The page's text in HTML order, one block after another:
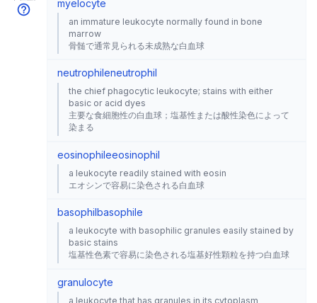
myelocyte
an immature leukocyte normally found in bone
marrow
骨髄で通常見られる未成熟な白血球
neutrophileneutrophil
the chief phagocytic leukocyte; stains with either
basic or acid dyes
主要な食細胞性の白血球；塩基性または酸性染色によって
染まる
eosinophileeosinophil
a leukocyte readily stained with eosin
エオシンで容易に染色される白血球
basophilbasophile
a leukocyte with basophilic granules easily stained by
basic stains
塩基性色素で容易に染色される塩基好性顆粒を持つ白血球
granulocyte
a leukocyte that has granules in its cytoplasm